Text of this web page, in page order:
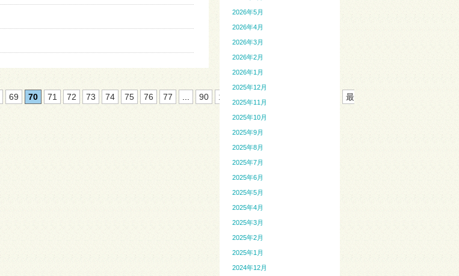
69 70 71 72 73 74 75 76 77 90 105
最
2026年5月
2026年4月
2026年3月
2026年2月
2026年1月
2025年12月
2025年11月
2025年10月
2025年9月
2025年8月
2025年7月
2025年6月
2025年5月
2025年4月
2025年3月
2025年2月
2025年1月
2024年12月